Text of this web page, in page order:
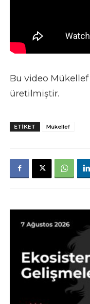
Bu video
üretilmiştir.
ETIKET Mükellef